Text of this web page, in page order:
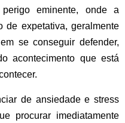
eminente, onde a
de expetativa, geralmente
se conseguir defender,
acontecimento que está
de ansiedade e stress
procurar imediatamente